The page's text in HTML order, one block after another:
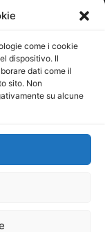
come i cookie
dispositivo. Il
dati come il
sito. Non
su alcune
a r.l. è
al